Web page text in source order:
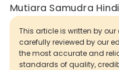
Mutiara Samudra
This article is written by
carefully reviewed by our
the most accurate and
standards of quality,